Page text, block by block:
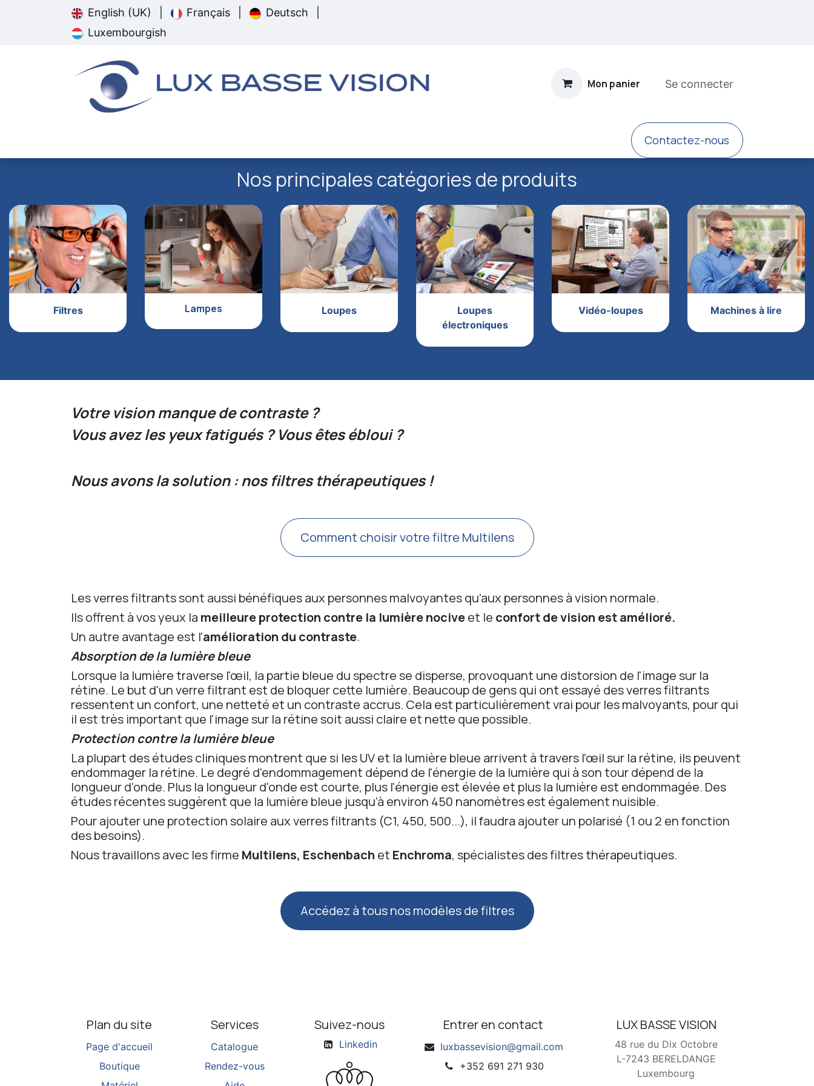
Se rendre au contenuEnglish (UK) Français Deutsch
Luxembourgish
Mon panier Se connecter
​Contacte​​z-nous
Nos principales catégories de produits
Filtres Lampes Loupes
Loupes
électroniques
Vidéo-loupes Machines à lire
Votre vision manque de contraste ?
Vous avez les yeux fatigués ? Vous êtes ébloui ?
Nous avons la solution : nos filtres thérapeutiques !
Comment choisir vot​re filtre Multilens
Les verres filtrants sont aussi bénéfiques aux personnes malvoyantes qu'aux personnes à vision normale.
Ils offrent à vos yeux la meilleure protection contre la lumière nociveet le confort de vision est amélioré.
Un autre avantage est l'amélioration du contraste.
Absorption de la lumière bleue
Lorsque la lumière traverse l'œil, la partie bleue du spectre se disperse, provoquant une distorsion de l'image sur la
rétine. Le but d'un verre filtrant est de bloquer cette lumière. Beaucoup de gens qui ont essayé des verres filtrants
ressentent un confort, une netteté et un contraste accrus. Cela est particulièrement vrai pour les malvoyants, pour qui
il est très important que l'image sur la rétine soit aussi claire et nette que possible.
Protection contre la lumière bleue
La plupart des études cliniques montrent que si les UV et la lumière bleue arrivent à travers l’œil sur la rétine, ils peuvent
endommager la rétine. Le degré d'endommagement dépend de l'énergie de la lumière qui à son tour dépend de la
longueur d'onde. Plus la longueur d'onde est courte, plus l'énergie est élevée et plus la lumière est endommagée. Des
études récentes suggèrent que la lumière bleue jusqu'à environ 450 nanomètres est également nuisible.
Pour ajouter une protection solaire aux verres filtrants (C1, 450, 500...), il faudra ajouter un polarisé (1 ou 2 en fonction
des besoins).
Nous travaillons avec les firme Multilens, Eschenbach et Enchroma, spécialistes des filtres thérapeutiques.
Accédez à tous nos modèles de filtres
Plan du site
Page d'accueil
Boutique
Services
Catalogue
Rendez-vous
Suivez-nous
Linkedin
Entrer en contact
luxbassevision@gmail.com
+352 691 271 930
LUX BASSE VISION
48 rue du Dix Octobre
L-7243 BERELDANGE
Luxembourg